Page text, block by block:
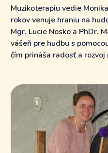
Muzikoterapiu vedie
rokov venuje hraniu na
Mgr. Lucie Nosko a PhDr.
vášeň pre hudbu s
čím prináša radosť a rozvoj